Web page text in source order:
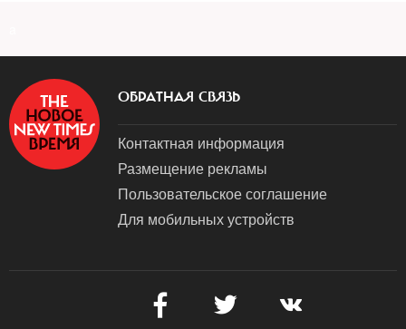
ОБРАТНАЯ СВЯЗЬ
Контактная информация
Размещение рекламы
Пользовательское соглашение
Для мобильных устройств